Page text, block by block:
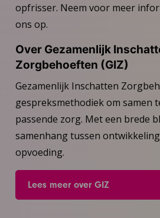
opfrisser. Neem voor meer
ons op.
Over Gezamenlijk
Zorgbehoeften (GIZ)
Gezamenlijk Inschatten
gespreksmethodiek om samen
passende zorg. Met een brede
samenhang tussen
opvoeding.
Lees meer over GIZ